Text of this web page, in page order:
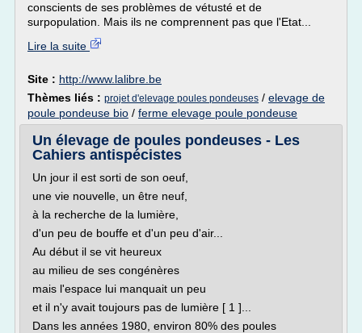
conscients de ses problèmes de vétusté et de
surpopulation. Mais ils ne comprennent pas que l'Etat...
Lire la suite
Site : http://www.lalibre.be
Thèmes liés : projet d'elevage poules pondeuses / elevage de
poule pondeuse bio / ferme elevage poule pondeuse
Un élevage de poules pondeuses - Les
Cahiers antispécistes
Un jour il est sorti de son oeuf,
une vie nouvelle, un être neuf,
à la recherche de la lumière,
d'un peu de bouffe et d'un peu d'air...
Au début il se vit heureux
au milieu de ses congénères
mais l'espace lui manquait un peu
et il n'y avait toujours pas de lumière [ 1 ]...
Dans les années 1980, environ 80% des poules